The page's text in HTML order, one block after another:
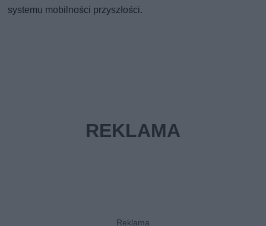
systemu mobilności przyszłości.